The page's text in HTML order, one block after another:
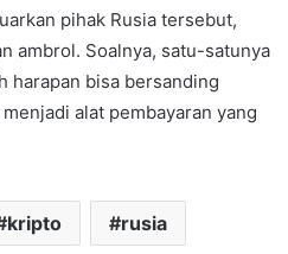
pihak Rusia tersebut,
ambrol. Soalnya, satu-satunya
harapan bisa bersanding
alat pembayaran yang
kripto rusia